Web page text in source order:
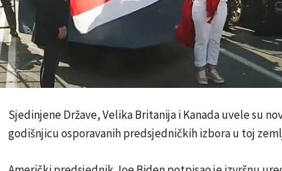
Sjedinjene Države, Velika Britanija i Kanada uvele su
godišnjicu osporavanih predsjedničkih izbora u toj